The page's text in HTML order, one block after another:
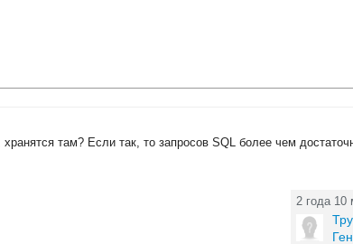
там? Если так, то запросов SQL более чем
2 года 10